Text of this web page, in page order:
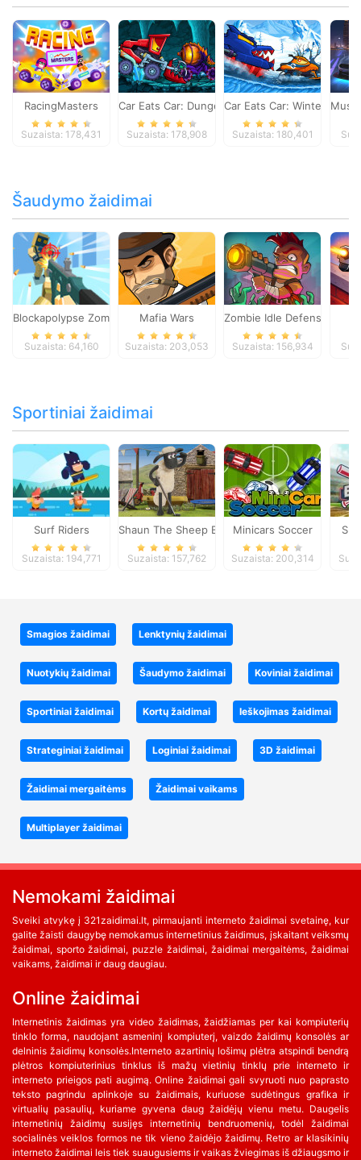
RacingMasters
Suzaista: 178,431
Car Eats Car: Dungeon Adventure
Suzaista: 178,908
Car Eats Car: Winter
Suzaista: 180,401
Šaudymo žaidimai
Blockapolypse Zombie Shooter
Suzaista: 64,160
Mafia Wars
Suzaista: 203,053
Zombie Idle Defense
Suzaista: 156,934
Sportiniai žaidimai
Surf Riders
Suzaista: 194,771
Shaun The Sheep Baahmy Golf
Suzaista: 157,762
Minicars Soccer
Suzaista: 200,314
Smagios žaidimai Lenktynių žaidimai
Nuotykių žaidimai Šaudymo žaidimai Koviniai žaidimai
Sportiniai žaidimai Kortų žaidimai Ieškojimas žaidimai
Strateginiai žaidimai Loginiai žaidimai 3D žaidimai
Žaidimai mergaitėms Žaidimai vaikams
Multiplayer žaidimai
Nemokami žaidimai
Sveiki atvykę į 321zaidimai.lt, pirmaujanti interneto žaidimai svetainę, kur
galite žaisti daugybę nemokamus internetinius žaidimus, įskaitant veiksmų
žaidimai, sporto žaidimai, puzzle žaidimai, žaidimai mergaitėms, žaidimai
vaikams, žaidimai ir daug daugiau.
Online žaidimai
Internetinis žaidimas yra video žaidimas, žaidžiamas per kai kompiuterių
tinklo forma, naudojant asmeninį kompiuterį, vaizdo žaidimų konsolės ar
delninis žaidimų konsolės.Interneto azartinių lošimų plėtra atspindi bendrą
plėtros kompiuterinius tinklus iš mažų vietinių tinklų prie interneto ir
interneto prieigos pati augimą. Online žaidimai gali svyruoti nuo paprasto
teksto pagrindu aplinkoje su žaidimais, kuriuose sudėtingus grafika ir
virtualių pasaulių, kuriame gyvena daug žaidėjų vienu metu. Daugelis
internetinių žaidimų susijęs internetinių bendruomenių, todėl žaidimai
socialinės veiklos formos ne tik vieno žaidėjo žaidimų. Retro ar klasikinių
interneto žaidimai leis tiek suaugusiems ir vaikas žviegimas iš džiaugsmo ir